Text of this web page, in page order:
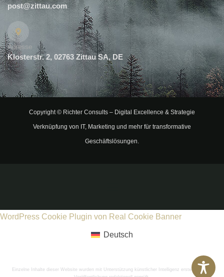
post@zittau.com
Adresse
Klosterstr. 2, 02763 Zittau SA, DE
Copyright © Richter Consults – Digital Excellence & Strategie
Verknüpfung von IT, Marketing und mehr für transformative
Geschäftslösungen.
WordPress Cookie Plugin von Real Cookie Banner
Deutsch
Einzelne Inhalte dieser Website wurden mit Unterstützung künstlicher Intelligenz erstellt und vor